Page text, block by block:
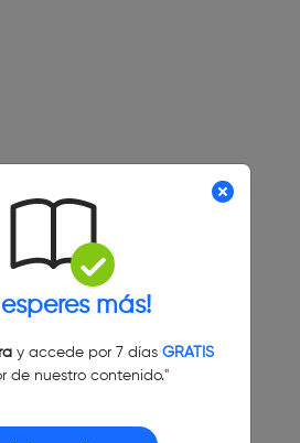
esperes más!
y accede por 7 días GRATIS
de nuestro contenido."